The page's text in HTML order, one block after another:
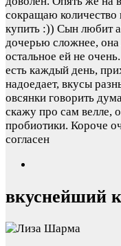
сокращаю
купить :)) Сын любит
дочерью сложнее, она
остальное ей не
есть каждый день,
надоедает, вкусы
овсянки говорить
скажу про сам велле,
пробиотики. Короче
согласен
вкуснейший